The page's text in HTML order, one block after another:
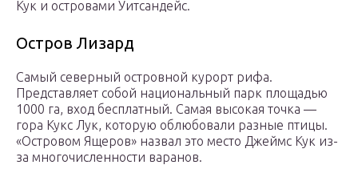
Кук и островами Уитсандейс.
Остров Лизард
Самый северный островной курорт рифа.
Представляет собой национальный парк площадью
1000 га, вход бесплатный. Самая высокая точка —
гора Кукс Лук, которую облюбовали разные птицы.
«Островом Ящеров» назвал это место Джеймс Кук из-
за многочисленности варанов.